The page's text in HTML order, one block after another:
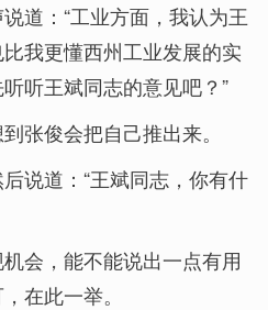
道：“工业方面，我认为王
我更懂西州工业发展的实
听王斌同志的意见吧？”
张俊会把自己推出来。
说道：“王斌同志，你有什
会，能不能说出一点有用
在此一举。